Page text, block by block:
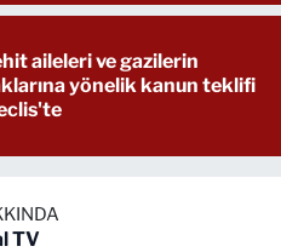
aileleri ve gazilerin
yönelik kanun teklifi
TV